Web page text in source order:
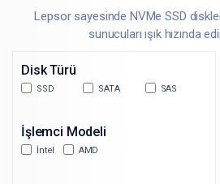
Lepsor sayesinde NVMe SSD
sunucuları ışık hızında
Disk Türü
SSD SATA SAS
İşlemci Modeli
İntel AMD